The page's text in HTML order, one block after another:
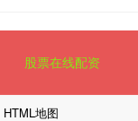
股票在线配资
HTML地图